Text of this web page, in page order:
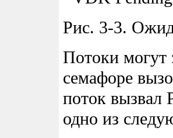
Рис. 3-3.
Потоки могут
семафоре
поток вызвал
одно из